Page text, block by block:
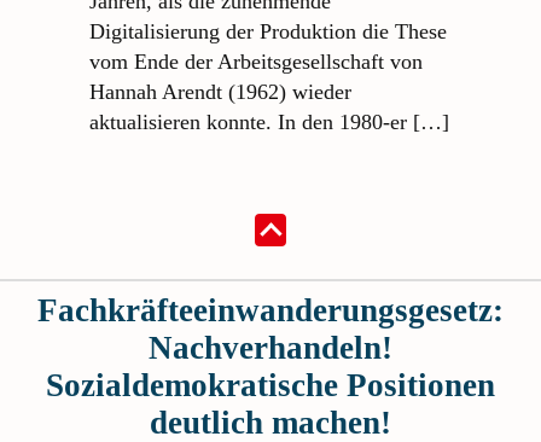
Digitalisierung der Produktion die These
vom Ende der Arbeitsgesellschaft von
Hannah Arendt (1962) wieder
aktualisieren konnte. In den 1980-er […]
Fachkräfteeinwanderungsgesetz:
Nachverhandeln!
Sozialdemokratische Positionen
deutlich machen!